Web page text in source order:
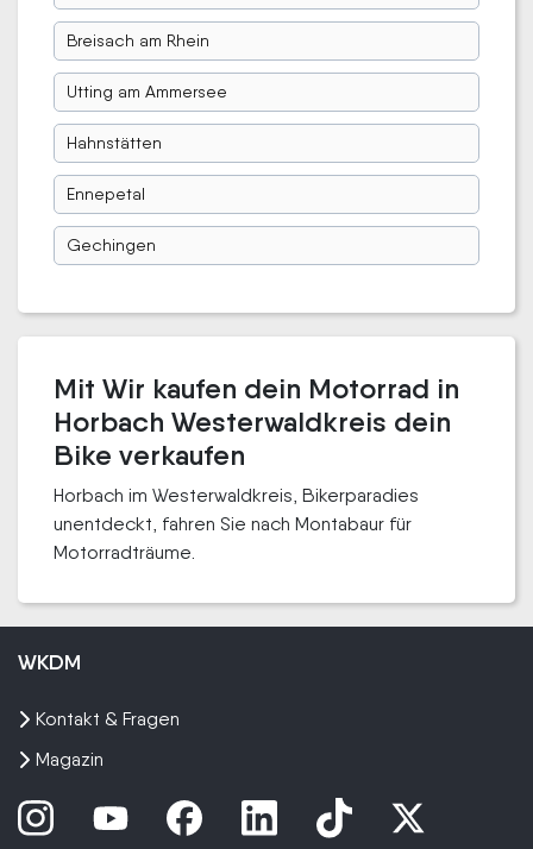
Breisach am Rhein
Utting am Ammersee
Hahnstätten
Ennepetal
Gechingen
Mit Wir kaufen dein Motorrad in
Horbach Westerwaldkreis dein
Bike verkaufen
Horbach im Westerwaldkreis, Bikerparadies
unentdeckt, fahren Sie nach Montabaur für
Motorradträume.
WKDM
Kontakt & Fragen
Magazin